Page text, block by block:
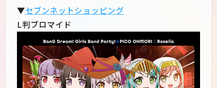
▼セブンネットショッピング
L判ブロマイド